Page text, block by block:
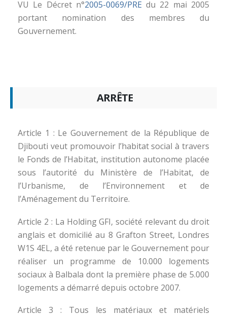
VU Le Décret n°2005-0069/PREdu 22 mai 2005
portant nomination des membres du
Gouvernement.
ARRÊTE
Article 1 : Le Gouvernement de la République de
Djibouti veut promouvoir l’habitat social à travers
le Fonds de l’Habitat, institution autonome placée
sous l’autorité du Ministère de l’Habitat, de
l’Urbanisme, de l’Environnement et de
l’Aménagement du Territoire.
Article 2 : La Holding GFI, société relevant du droit
anglais et domicilié au 8 Grafton Street, Londres
W1S 4EL, a été retenue par le Gouvernement pour
réaliser un programme de 10.000 logements
sociaux à Balbala dont la première phase de 5.000
logements a démarré depuis octobre 2007.
Article 3 : Tous les matériaux et matériels